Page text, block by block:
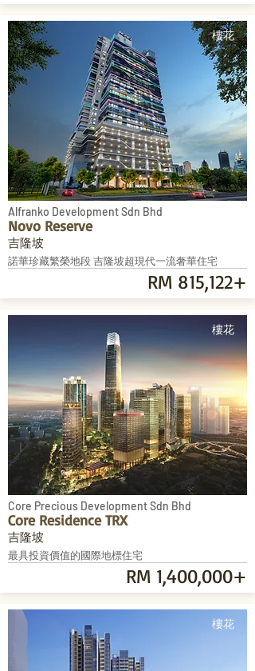
樓花
Novo Reserve
Alfranko Development Sdn Bhd
吉隆坡
RM 815,122+
諾華珍藏繁榮地段 吉隆坡超現代一流奢華住宅
樓花
Core Residence TRX
Core Precious Development Sdn Bhd
吉隆坡
RM 1,400,000+
最具投資價值的國際地標住宅
樓花